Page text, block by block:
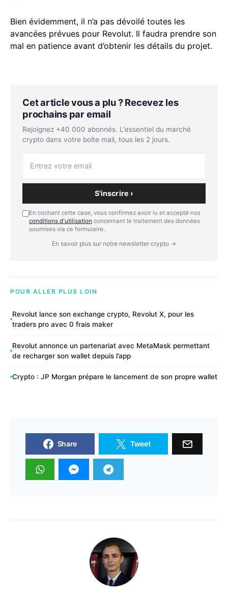
Bien évidemment, il n’a pas dévoilé toutes les
avancées prévues pour Revolut. Il faudra prendre son
mal en patience avant d’obtenir les détails du projet.
Cet article vous a plu ? Recevez les
prochains par email
Rejoignez +40 000 abonnés. L'essentiel du marché
crypto dans votre boîte mail, tous les 2 jours.
S'inscrire ›
En cochant cette case, vous confirmez avoir lu et accepté nos
conditions d'utilisation concernant le traitement des données
soumises via ce formulaire.
En savoir plus sur notre newsletter crypto →
POUR ALLER PLUS LOIN
Revolut lance son exchange crypto, Revolut X, pour les
traders pro avec 0 frais maker
Revolut annonce un partenariat avec MetaMask permettant
de recharger son wallet depuis l’app
Crypto : JP Morgan prépare le lancement de son propre wallet
Share Tweet